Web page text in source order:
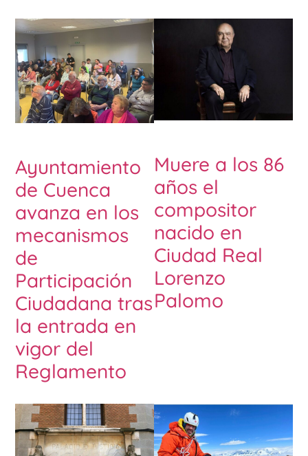
Ayuntamiento
de Cuenca
avanza en los
mecanismos
de
Participación
Ciudadana tras
la entrada en
vigor del
Reglamento
Muere a los 86
años el
compositor
nacido en
Ciudad Real
Lorenzo
Palomo